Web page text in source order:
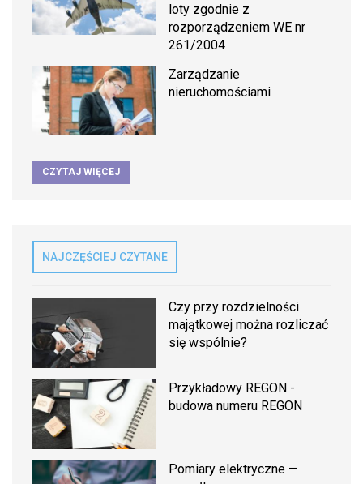
loty zgodnie z
rozporządzeniem WE nr
261/2004
Zarządzanie
nieruchomościami
CZYTAJ WIĘCEJ
NAJCZĘŚCIEJ CZYTANE
Czy przy rozdzielności
majątkowej można rozliczać
się wspólnie?
Przykładowy REGON -
budowa numeru REGON
Pomiary elektryczne —